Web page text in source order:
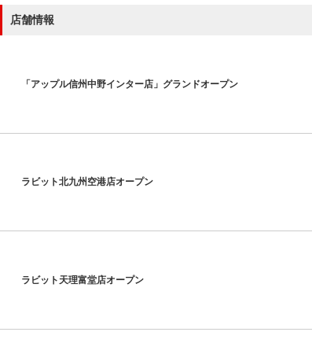
店舗情報
「アップル信州中野インター店」グランドオープン
ラビット北九州空港店オープン
ラビット天理富堂店オープン